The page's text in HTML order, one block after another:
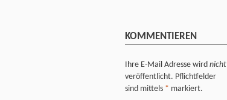
KOMMENTIEREN
Ihre E-Mail Adresse wird nicht
veröffentlicht. Pflichtfelder
sind mittels * markiert.